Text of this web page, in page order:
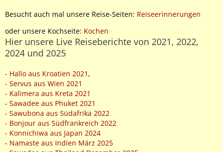
Besucht auch mal unsere Reise-Seiten: Reiseerinnerungen
oder unsere Kochseite: Kochen
Hier unsere Live Reiseberichte von 2021, 2022,
2024 und 2025
- Hallo aus Kroatien 2021 ,
- Servus aus Wien 2021
- Kalimera aus Kreta 2021
- Sawadee aus Phuket 2021
- Sawubona aus Südafrika 2022
- Bonjour aus Südfrankreich 2022
- Konnichiwa aus Japan 2024
- Namaste aus Indien März 2025